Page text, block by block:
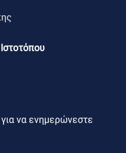
να ενημερώνεστε